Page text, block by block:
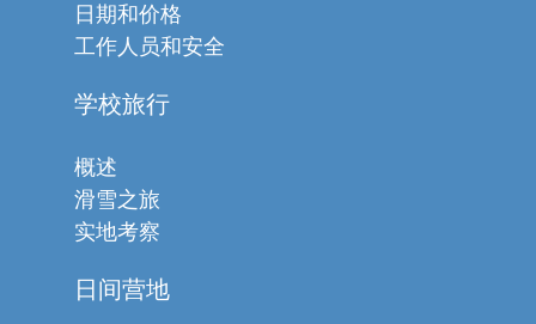
日期和价格
工作人员和安全
学校旅行
概述
滑雪之旅
实地考察
日间营地